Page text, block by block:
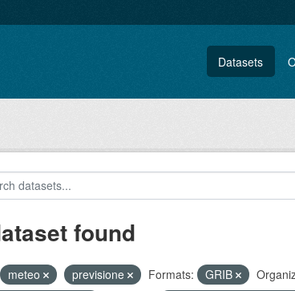
Datasets
found
meteo previsione Formats: GRIB